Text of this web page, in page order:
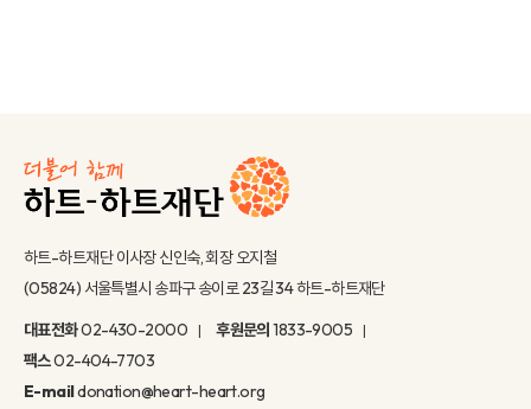
하트-하트재단 이사장 신인숙, 회장 오지철
(05824) 서울특별시 송파구 송이로 23길 34 하트-하트재단
대표전화02-430-2000 후원문의1833-9005
팩스02-404-7703
E-maildonation@heart-heart.org